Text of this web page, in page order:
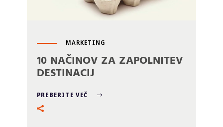
MARKETING
10 NAČINOV ZA ZAPOLNITEV
DESTINACIJ
PREBERITE VEČ